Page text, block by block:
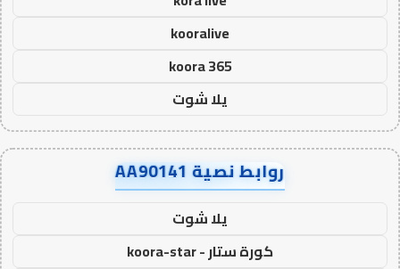
kooralive
koora 365
يلا شوت
روابط نصية AA90141
يلا شوت
كورة ستار - koora-star